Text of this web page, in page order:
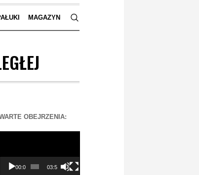
MAGAZYN
OBEJRZENIA:
00:00 03:56